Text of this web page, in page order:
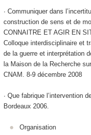
· Communiquer dans
construction de sens et de
CONNAITRE ET AGIR EN
Colloque interdisciplinaire et
de la guerre et interprétation
la Maison de la Recherche
CNAM. 8-9 décembre 2008
· Que fabrique l’intervention
Bordeaux 2006.
Organisation